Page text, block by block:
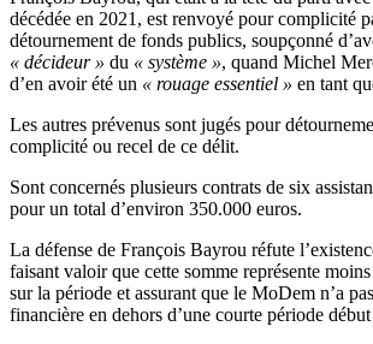
décédée en 2021, est renvoyé pour complicité
détournement de fonds publics, soupçonné
« décideur » du « système », quand Michel
d’en avoir été un « rouage essentiel » en tant
Les autres prévenus sont jugés pour
complicité ou recel de ce délit.
Sont concernés plusieurs contrats de six
pour un total d’environ 350.000 euros.
La défense de François Bayrou réfute
faisant valoir que cette somme représente
sur la période et assurant que le MoDem n’a
financière en dehors d’une courte période